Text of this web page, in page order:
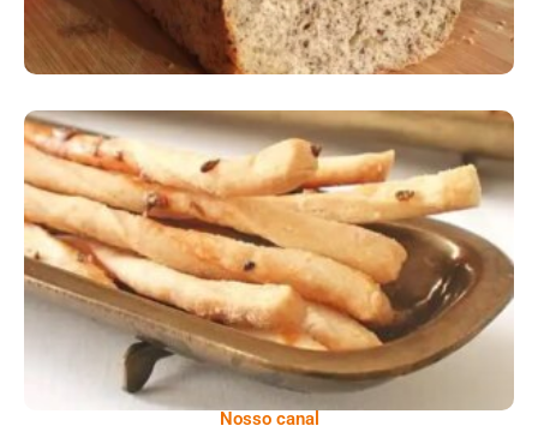
Comer Bem: Palitinhos De Cebola E Salsa
Nosso canal